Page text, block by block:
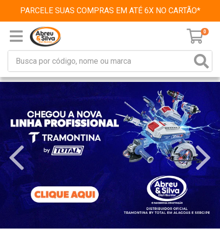
PARCELE SUAS COMPRAS EM ATÉ 6X NO CARTÃO*
0